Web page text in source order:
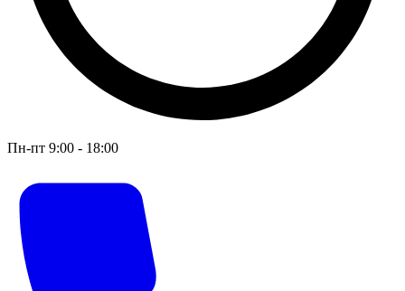
Пн-пт 9:00 - 18:00